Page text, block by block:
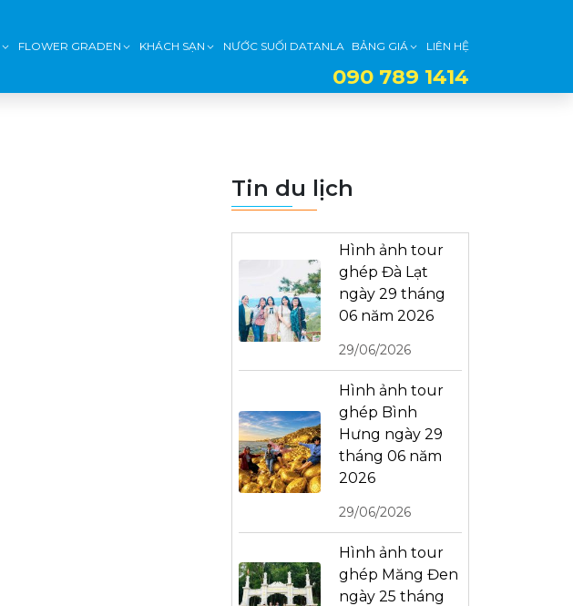
FLOWER GRADEN KHÁCH SẠN NƯỚC SUỐI DATANLA BẢNG GIÁ LIÊN HỆ
090 789 1414
Tin du lịch
Hình ảnh tour
ghép Đà Lạt
ngày 29 tháng
06 năm 2026
29/06/2026
Hình ảnh tour
ghép Bình
Hưng ngày 29
tháng 06 năm
2026
29/06/2026
Hình ảnh tour
ghép Măng Đen
ngày 25 tháng